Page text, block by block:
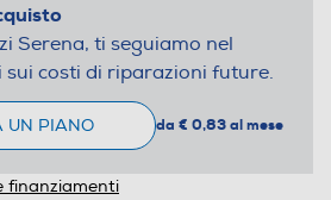
Serena, ti seguiamo nel
costi di riparazioni future.
UN PIANO da € 0,83 al mese
finanziamenti